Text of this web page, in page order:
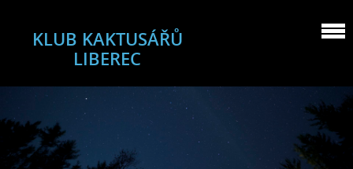
KLUB KAKTUSÁŘŮ
LIBEREC